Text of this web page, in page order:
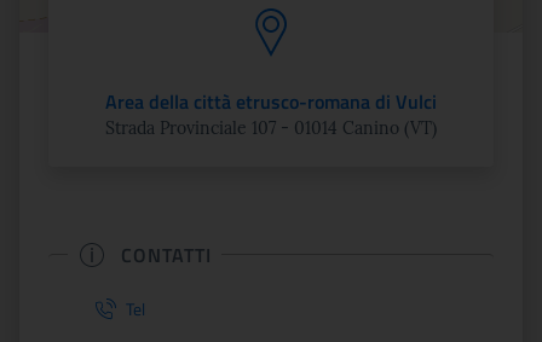
Area della città etrusco-romana di Vulci
Strada Provinciale 107 - 01014 Canino (VT)
CONTATTI
Tel